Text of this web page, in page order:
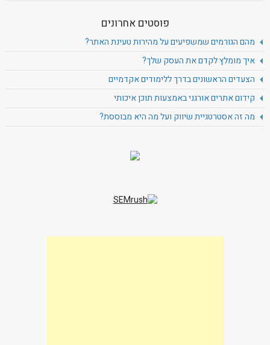
פוסטים אחרונים
מהם הגורמים שמשפיעים על מהירות טעינת האתר?
איך מומלץ לקדם את העסק שלך?
הצעדים הראשונים בדרך ללימודים אקדמיים
קידום אתרים אורגני באמצעות תוכן איכותי
מה זה אסטרטגיית שיווק ועל מה היא מבוססת?